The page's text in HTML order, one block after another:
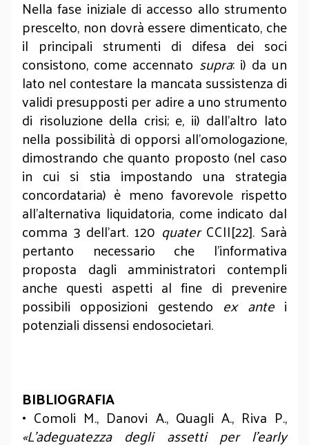
Nella fase iniziale di accesso allo strumento
prescelto, non dovrà essere dimenticato, che
il principali strumenti di difesa dei soci
consistono, come accennato supra: i) da un
lato nel contestare la mancata sussistenza di
validi presupposti per adire a uno strumento
di risoluzione della crisi; e, ii) dall’altro lato
nella possibilità di opporsi all’omologazione,
dimostrando che quanto proposto (nel caso
in cui si stia impostando una strategia
concordataria) è meno favorevole rispetto
all’alternativa liquidatoria, come indicato dal
comma 3 dell’art. 120 quaterCCII[22]. Sarà
pertanto necessario che l’informativa
proposta dagli amministratori contempli
anche questi aspetti al fine di prevenire
possibili opposizioni gestendo ex antei
potenziali dissensi endosocietari.
BIBLIOGRAFIA
• Comoli M., Danovi A., Quagli A., Riva P.,
«L’adeguatezza degli assetti per l’early